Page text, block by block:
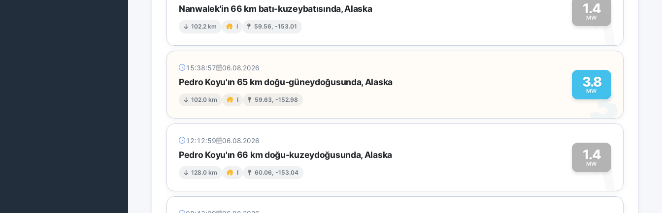
Nanwalek'in 66 km batı-kuzeybatısında, Alaska
102.2 km I 59.56, -153.01
1.4
MW
1
15:38:57 06.08.2026
Pedro Koyu'ın 65 km doğu-güneydoğusunda, Alaska
102.0 km I 59.63, -152.98
3.8
MW
3
12:12:59 06.08.2026
Pedro Koyu'ın 66 km doğu-kuzeydoğusunda, Alaska
128.0 km I 60.06, -153.04
1.4
MW
1